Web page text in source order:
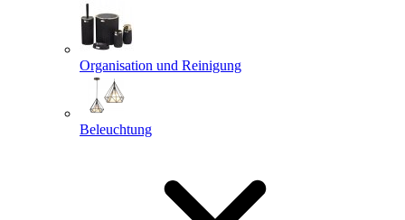
Organisation und Reinigung
Beleuchtung